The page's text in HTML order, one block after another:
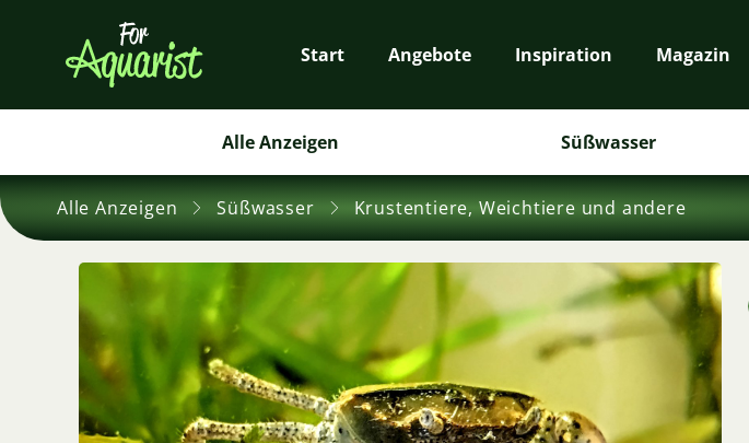
Start Angebote Inspiration Magazin
Alle Anzeigen Süßwasser
Alle Anzeigen Süßwasser Krustentiere, Weichtiere und andere